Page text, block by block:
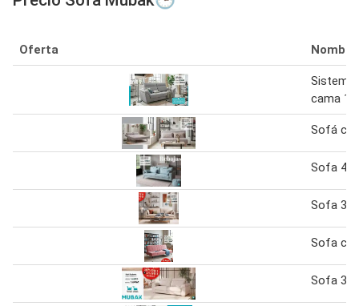
Oferta Nombre
cama
Sofá
Sofa 4
Sofa 3
Sofa
Sofa 3